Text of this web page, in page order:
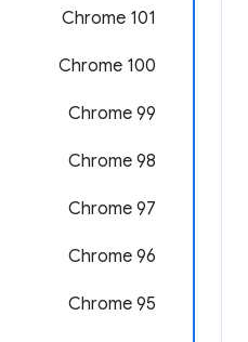
Chrome 101
Chrome 100
Chrome 99
Chrome 98
‫Chrome 97
Chrome 96
Chrome 95